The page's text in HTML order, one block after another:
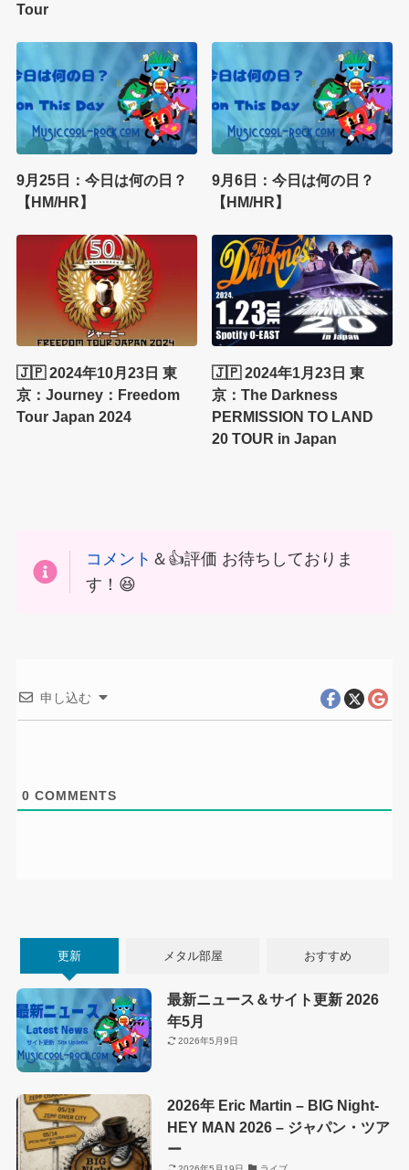
Tour
9月25日：今日は何の日？
【HM/HR】
9月6日：今日は何の日？
【HM/HR】
🇯🇵 2024年10月23日 東
京：Journey：Freedom
Tour Japan 2024
🇯🇵 2024年1月23日 東
京：The Darkness
PERMISSION TO LAND
20 TOUR in Japan
コメント ＆👍評価 お待ちしておりま
す！😆
申し込む
0 COMMENTS
更新 メタル部屋 おすすめ
最新ニュース＆サイト更新 2026
年5月
2026年5月9日
2026年 Eric Martin – BIG Night-
HEY MAN 2026 – ジャパン・ツア
ー